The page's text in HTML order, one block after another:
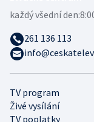
TV program
Živé vysílání
TV poplatky
každý všední den:
261 136 113